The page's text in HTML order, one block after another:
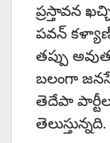
ప్రస్తావన
పవన్
తప్పు
బలంగా
తెదేపా పార్టీలు
తెలుస్తున్నది.